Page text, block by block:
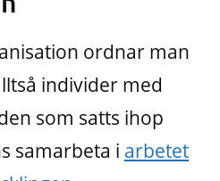
ordnar man
individer med
som satts ihop
samarbeta i arbetet